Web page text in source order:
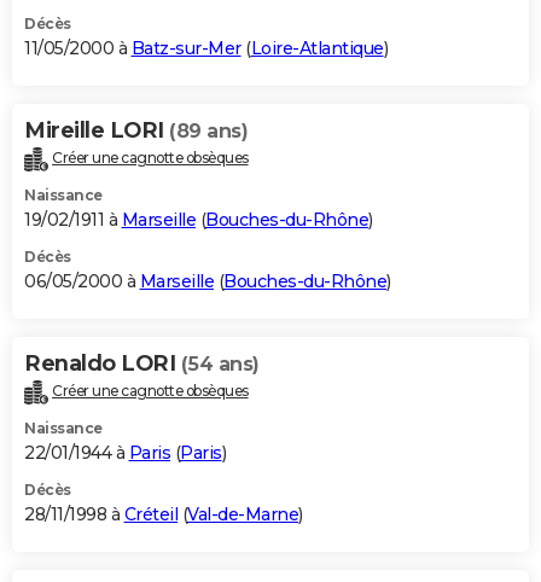
Décès
11/05/2000 à Batz-sur-Mer(Loire-Atlantique)
Mireille LORI (89 ans)
Créer une cagnotte obsèques
Naissance
19/02/1911 à Marseille (Bouches-du-Rhône)
Décès
06/05/2000 à Marseille (Bouches-du-Rhône)
Renaldo LORI (54 ans)
Créer une cagnotte obsèques
Naissance
22/01/1944 à Paris (Paris)
Décès
28/11/1998 à Créteil (Val-de-Marne)